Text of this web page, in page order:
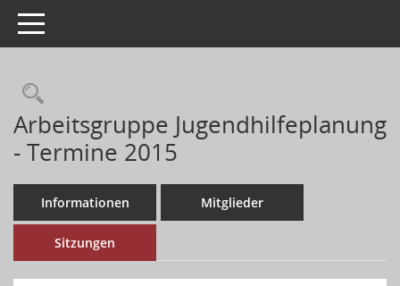
Toggle navigation
Arbeitsgruppe Jugendhilfeplanung
- Termine 2015
Informationen Mitglieder
Sitzungen